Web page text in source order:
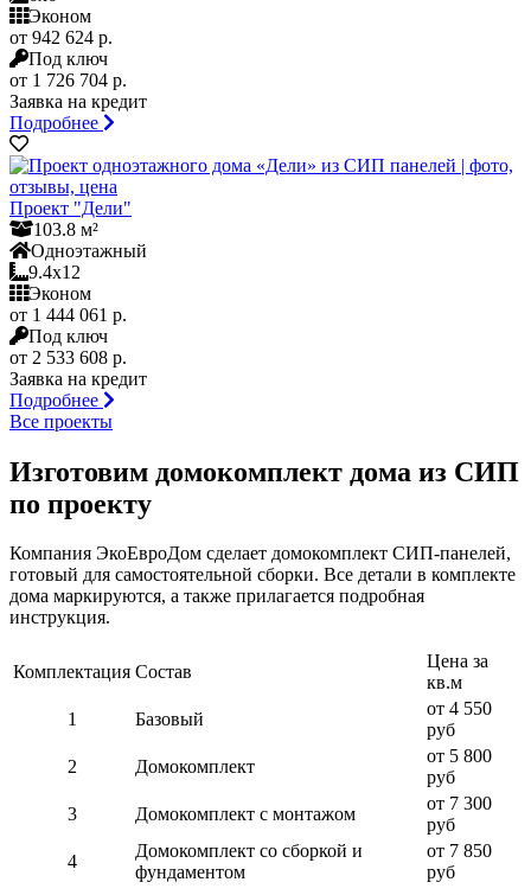
Эконом
от 942 624 р.
Под ключ
от 1 726 704 р.
Заявка на кредит
Подробнее
Проект "Дели"
103.8 м²
Одноэтажный
9.4x12
Эконом
от 1 444 061 р.
Под ключ
от 2 533 608 р.
Заявка на кредит
Подробнее
Все проекты
Изготовим домокомплект дома из СИП
по проекту
Компания ЭкоЕвроДом сделает домокомплект СИП-панелей,
готовый для самостоятельной сборки. Все детали в комплекте
дома маркируются, а также прилагается подробная
инструкция.
Комплектация Состав
Цена за
кв.м
1
Базовый
от 4 550
руб
2
Домокомплект
от 5 800
руб
3
Домокомплект с монтажом
от 7 300
руб
4
Домокомплект со сборкой и
фундаментом
от 7 850
руб